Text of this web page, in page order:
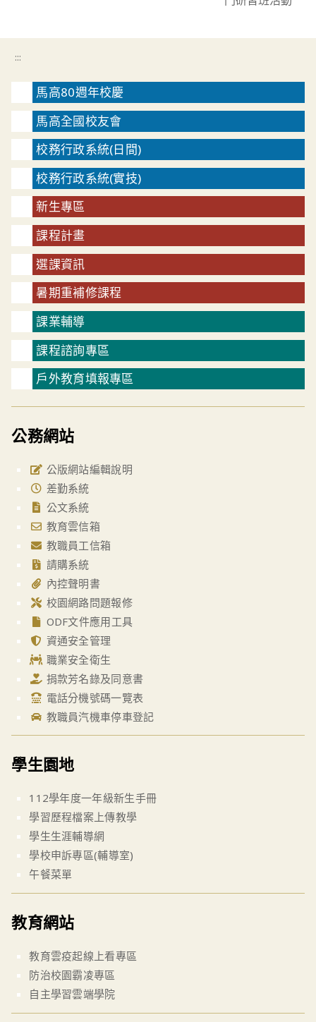
:::
馬高80週年校慶
馬高全國校友會
校務行政系統(日間)
校務行政系統(實技)
新生專區
課程計畫
選課資訊
暑期重補修課程
課業輔導
課程諮詢專區
戶外教育填報專區
公務網站
公版網站編輯說明
差勤系統
公文系統
教育雲信箱
教職員工信箱
請購系統
內控聲明書
校園網路問題報修
ODF文件應用工具
資通安全管理
職業安全衛生
捐款芳名錄及同意書
電話分機號碼一覽表
教職員汽機車停車登記
學生園地
112學年度一年級新生手冊
學習歷程檔案上傳教學
學生生涯輔導網
學校申訴專區(輔導室)
午餐菜單
教育網站
教育雲疫起線上看專區
防治校園霸凌專區
自主學習雲端學院